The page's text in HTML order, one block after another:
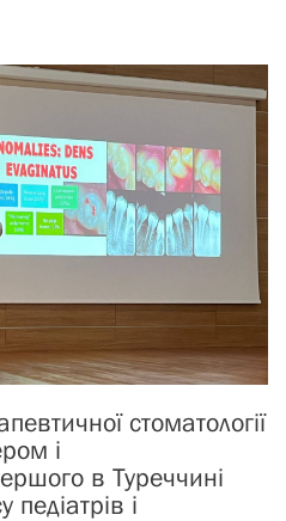
стоматології
і
в Туреччині
педіатрів і